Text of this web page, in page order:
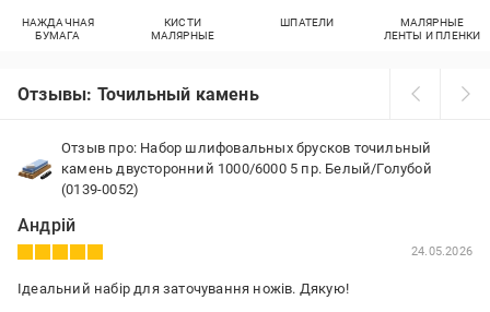
НАЖДАЧНАЯ
БУМАГА
КИСТИ
МАЛЯРНЫЕ
ШПАТЕЛИ
МАЛЯРНЫЕ
ЛЕНТЫ И ПЛЕНКИ
Отзывы: Точильный камень
Отзыв про: Набор шлифовальных брусков точильный
камень двусторонний 1000/6000 5 пр. Белый/Голубой
(0139-0052)
Андрій
24.05.2026
Ідеальний набір для заточування ножів. Дякую!